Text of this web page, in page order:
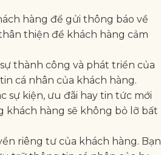
hàng để gửi thông báo về
thiện để khách hàng cảm
thành công và phát triển của
cá nhân của khách hàng.
sự kiện, ưu đãi hay tin tức mới
khách hàng sẽ không bỏ lỡ bất
riêng tư của khách hàng. Bạn